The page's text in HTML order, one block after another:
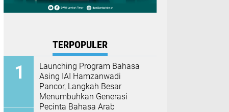
TERPOPULER
Launching Program Bahasa
Asing IAI Hamzanwadi
Pancor, Langkah Besar
Menumbuhkan Generasi
Pecinta Bahasa Arab